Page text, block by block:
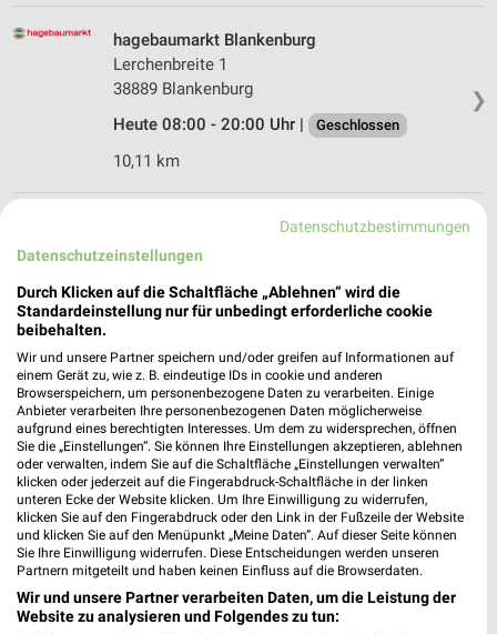
❯
hagebaumarkt Blankenburg
Lerchenbreite 1
38889 Blankenburg
Heute 08:00 - 20:00 Uhr |
Geschlossen
10,11 km
hagebaumarkt Halberstadt
Quedlinburger Landstr. 10
Heute 08:00 - 20:00 Uhr | Geschlossen
18,52 km • Angebote: 1 Prospekt
hagebaumarkt Quedlinburg
Auf den Steinen 20
06485 Quedlinburg
Heute 08:30 - 19:00 Uhr | Geschlossen
26,40 km
Datenschutzbestimmungen
Datenschutzeinstellungen
Durch Klicken auf die Schaltfläche „Ablehnen“ wird die
Standardeinstellung nur für unbedingt erforderliche cookie
beibehalten.
Wir und unsere Partner speichern und/oder greifen auf Informationen auf
einem Gerät zu, wie z. B. eindeutige IDs in cookie und anderen
Browserspeichern, um personenbezogene Daten zu verarbeiten. Einige
Anbieter verarbeiten Ihre personenbezogenen Daten möglicherweise
aufgrund eines berechtigten Interesses. Um dem zu widersprechen, öffnen
Sie die „Einstellungen“. Sie können Ihre Einstellungen akzeptieren, ablehnen
oder verwalten, indem Sie auf die Schaltfläche „Einstellungen verwalten“
klicken oder jederzeit auf die Fingerabdruck-Schaltfläche in der linken
unteren Ecke der Website klicken. Um Ihre Einwilligung zu widerrufen,
klicken Sie auf den Fingerabdruck oder den Link in der Fußzeile der Website
und klicken Sie auf den Menüpunkt „Meine Daten“. Auf dieser Seite können
Sie Ihre Einwilligung widerrufen. Diese Entscheidungen werden unseren
Partnern mitgeteilt und haben keinen Einfluss auf die Browserdaten.
Wir und unsere Partner verarbeiten Daten, um die Leistung der
Website zu analysieren und Folgendes zu tun: